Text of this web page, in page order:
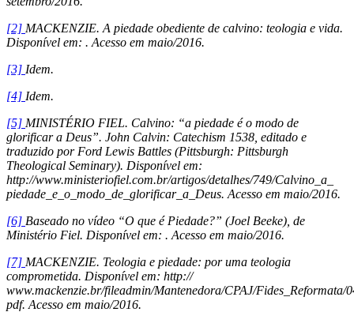
[2] MACKENZIE. A piedade obediente de calvino: teologia e vida.
Disponível em: . Acesso em maio/2016.
[3] Idem.
[4] Idem.
[5] MINISTÉRIO FIEL. Calvino: “a piedade é o modo de
glorificar a Deus”. John Calvin: Catechism 1538, editado e
traduzido por Ford Lewis Battles (Pittsburgh: Pittsburgh
Theological Seminary). Disponível em:
http://www.ministeriofiel.com.br/artigos/detalhes/749/Calvino_a_
piedade_e_o_modo_de_glorificar_a_Deus. Acesso em maio/2016.
[6] Baseado no vídeo “O que é Piedade?” (Joel Beeke), de
Ministério Fiel. Disponível em: . Acesso em maio/2016.
[7] MACKENZIE. Teologia e piedade: por uma teologia
comprometida. Disponível em: http://
www.mackenzie.br/fileadmin/Mantenedora/CPAJ/Fides_Reformata/
pdf. Acesso em maio/2016.